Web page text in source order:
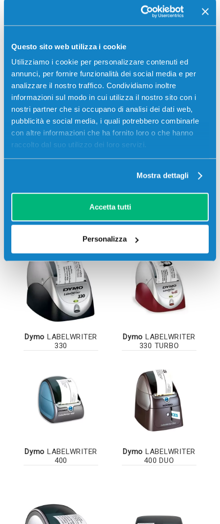
Questo sito web utilizza i cookie
Utilizziamo i cookie per personalizzare contenuti ed
annunci, per fornire funzionalità dei social media e per
analizzare il nostro traffico. Condividiamo inoltre
informazioni sul modo in cui utilizza il nostro sito con i
nostri partner che si occupano di analisi dei dati web,
pubblicità e social media, i quali potrebbero combinarle
con altre informazioni che ha fornito loro o che hanno
raccolto dal suo utilizzo dei loro servizi.
Mostra dettagli
Accetta tutti
Personalizza
Stampanti compatibili
DymoLABELWRITER
DymoLABELWRITER
Dymo LABELWRITER
330
Dymo LABELWRITER
330 TURBO
Dymo LABELWRITER
400
Dymo LABELWRITER
400 DUO